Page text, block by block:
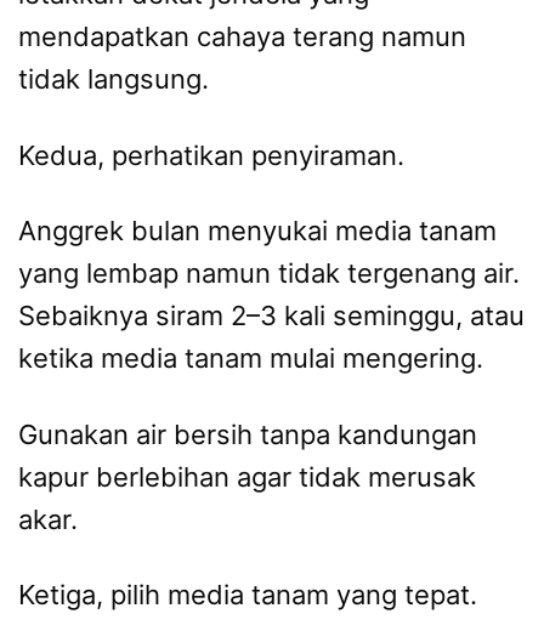
mendapatkan cahaya terang namun
tidak langsung.
Kedua, perhatikan penyiraman.
Anggrek bulan menyukai media tanam
yang lembap namun tidak tergenang air.
Sebaiknya siram 2–3 kali seminggu, atau
ketika media tanam mulai mengering.
Gunakan air bersih tanpa kandungan
kapur berlebihan agar tidak merusak
akar.
Ketiga, pilih media tanam yang tepat.